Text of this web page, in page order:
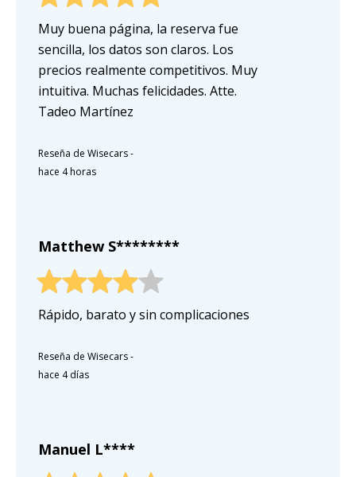
Muy buena página, la reserva fue
sencilla, los datos son claros. Los
precios realmente competitivos. Muy
intuitiva. Muchas felicidades. Atte.
Tadeo Martínez
Reseña de Wisecars-
hace 4 horas
Matthew S********
Rápido, barato y sin complicaciones
Reseña de Wisecars-
hace 4 días
Manuel L****